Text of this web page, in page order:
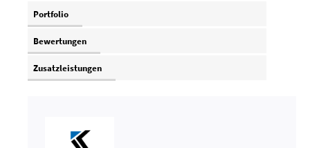
Portfolio
Bewertungen
Zusatzleistungen